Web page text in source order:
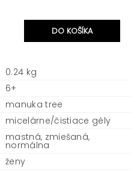
0.24 kg
6+
manuka tree
micelárne/čistiace gély
mastná, zmiešaná,
normálna
ženy